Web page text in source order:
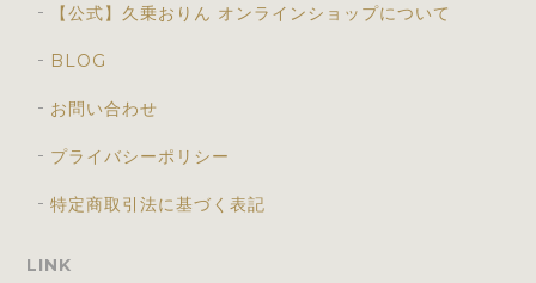
【公式】久乗おりん オンラインショップについて
BLOG
お問い合わせ
プライバシーポリシー
特定商取引法に基づく表記
LINK